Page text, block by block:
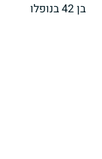
בן 42 בנופלו